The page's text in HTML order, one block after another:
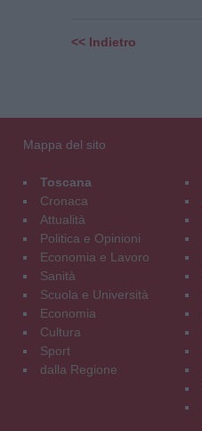
<< Indietro
Mappa del sito
Toscana
Cronaca
Attualità
Politica e Opinioni
Economia e Lavoro
Sanità
Scuola e Università
Economia
Cultura
Sport
dalla Regione